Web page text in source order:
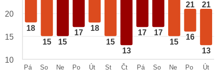
18
15 15
17
18
15
13
17 17
15
21
16
21
13
20
15
10
Pá
So
Ne
Po
Út
St
Čt
Pá
So
Ne
Po
Út